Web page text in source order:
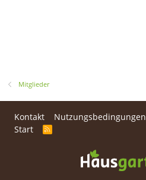
Mitglieder
Kontakt Nutzungsbedingungen
Start
R